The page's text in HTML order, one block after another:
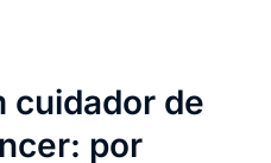
cuidador de
por